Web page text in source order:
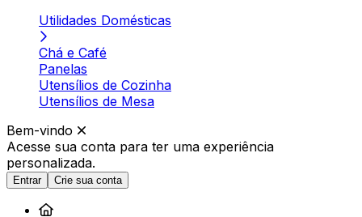
Utilidades Domésticas
Chá e Café
Panelas
Utensílios de Cozinha
Utensílios de Mesa
Bem-vindo
Acesse sua conta para ter uma experiência
personalizada.
Entrar Crie sua conta